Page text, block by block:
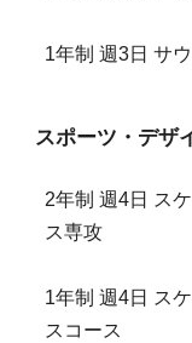
1年制 週3日 サ
スポーツ・デザ
2年制 週4日 ス
ス専攻
1年制 週4日 ス
スコース